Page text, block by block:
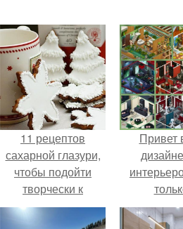
11 рецептов
сахарной глазури,
чтобы подойти
творчески к
украшению
печенюшек.
Привет